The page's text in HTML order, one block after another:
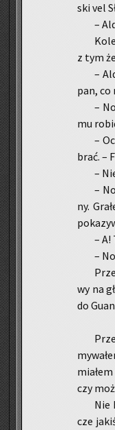
ski vel
–
z tym
–
pan, co
–
mu
–
brać. –
–
–
ny.
– A!
–
wy na
do
czy
Nie
cze